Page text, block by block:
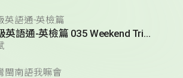
英語通-英檢篇
超級英語通-英檢篇 035 Weekend Trip- 週末旅遊
閩南語我嘛會